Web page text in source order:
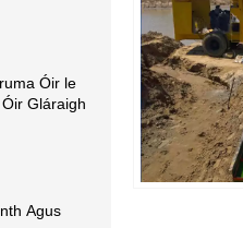
Óir le
Gláraigh
Agus